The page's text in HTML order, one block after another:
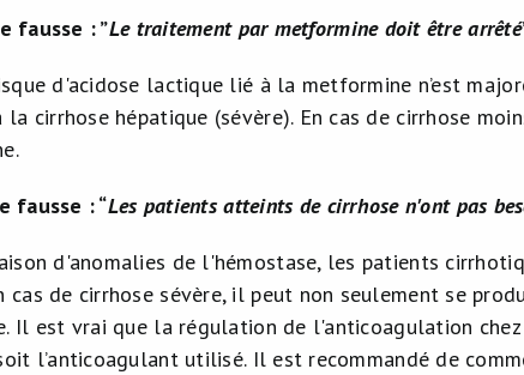
fausse : ”Le traitement par metformine doit être arrêté
d'acidose lactique lié à la metformine n’est
la cirrhose hépatique (sévère). En cas de cirrhose
fausse : “Les patients atteints de cirrhose n'ont pas
d'anomalies de l'hémostase, les patients
cas de cirrhose sévère, il peut non seulement se
Il est vrai que la régulation de l'anticoagulation
l’anticoagulant utilisé. Il est recommandé de